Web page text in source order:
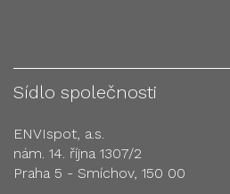
Sídlo společnosti
ENVIspot, a.s.
nám. 14. října 1307/2
Praha 5 - Smíchov, 150 00